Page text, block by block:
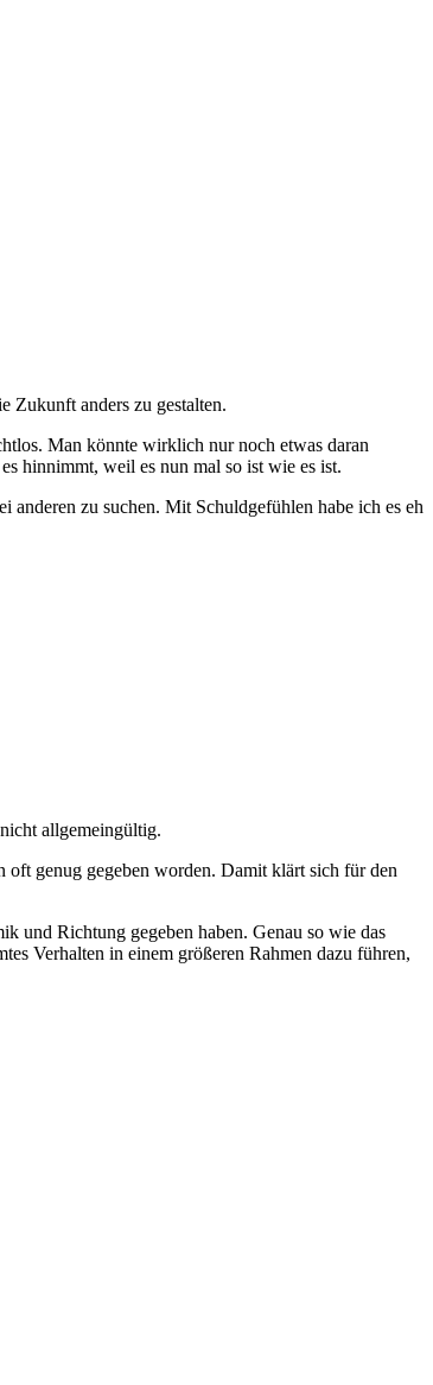
Zukunft anders zu gestalten.
Man könnte wirklich nur noch etwas daran
hinnimmt, weil es nun mal so ist wie es ist.
zu suchen. Mit Schuldgefühlen habe ich es eh
allgemeingültig.
genug gegeben worden. Damit klärt sich für den
und Richtung gegeben haben. Genau so wie das
Verhalten in einem größeren Rahmen dazu führen,